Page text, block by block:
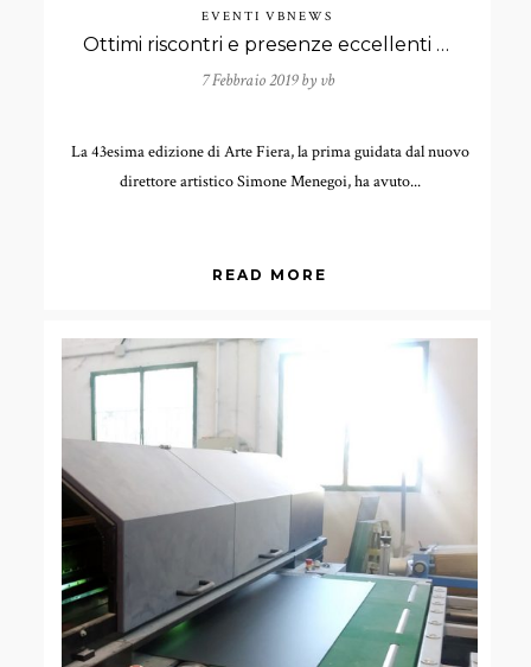
EVENTI VBNEWS
Ottimi riscontri e presenze eccellenti al solo show del duo Antonello Ghezzi presso Arte Fiera 2019.
7 Febbraio 2019 by vb
La 43esima edizione di Arte Fiera, la prima guidata dal nuovo
direttore artistico Simone Menegoi, ha avuto...
READ MORE